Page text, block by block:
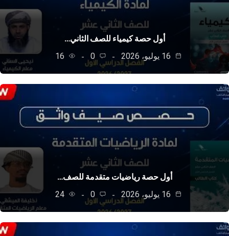
أول حصة كيمياء للصف الثاني…
0
16
أول حصة رياضيات متقدمة للصف…
16 يوليو، 2026
0
24